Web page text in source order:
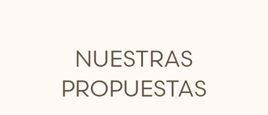
NUESTRAS
PROPUESTAS